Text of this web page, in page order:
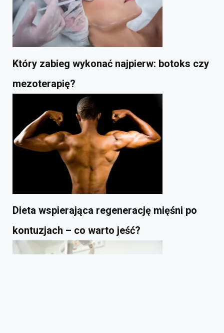
Który zabieg wykonać najpierw: botoks czy
mezoterapię?
Dieta wspierająca regenerację mięśni po
kontuzjach – co warto jeść?